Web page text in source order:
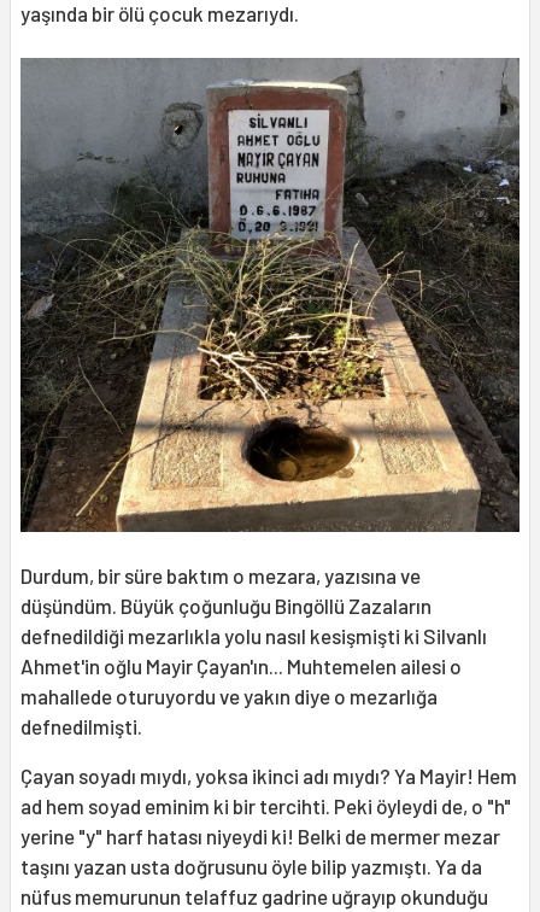
yaşında bir ölü çocuk mezarıydı.
Durdum, bir süre baktım o mezara, yazısına ve
düşündüm. Büyük çoğunluğu Bingöllü Zazaların
defnedildiği mezarlıkla yolu nasıl kesişmişti ki Silvanlı
Ahmet'in oğlu Mayir Çayan'ın... Muhtemelen ailesi o
mahallede oturuyordu ve yakın diye o mezarlığa
defnedilmişti.
Çayan soyadı mıydı, yoksa ikinci adı mıydı? Ya Mayir! Hem
ad hem soyad eminim ki bir tercihti. Peki öyleydi de, o "h"
yerine "y" harf hatası niyeydi ki! Belki de mermer mezar
taşını yazan usta doğrusunu öyle bilip yazmıştı. Ya da
nüfus memurunun telaffuz gadrine uğrayıp okunduğu